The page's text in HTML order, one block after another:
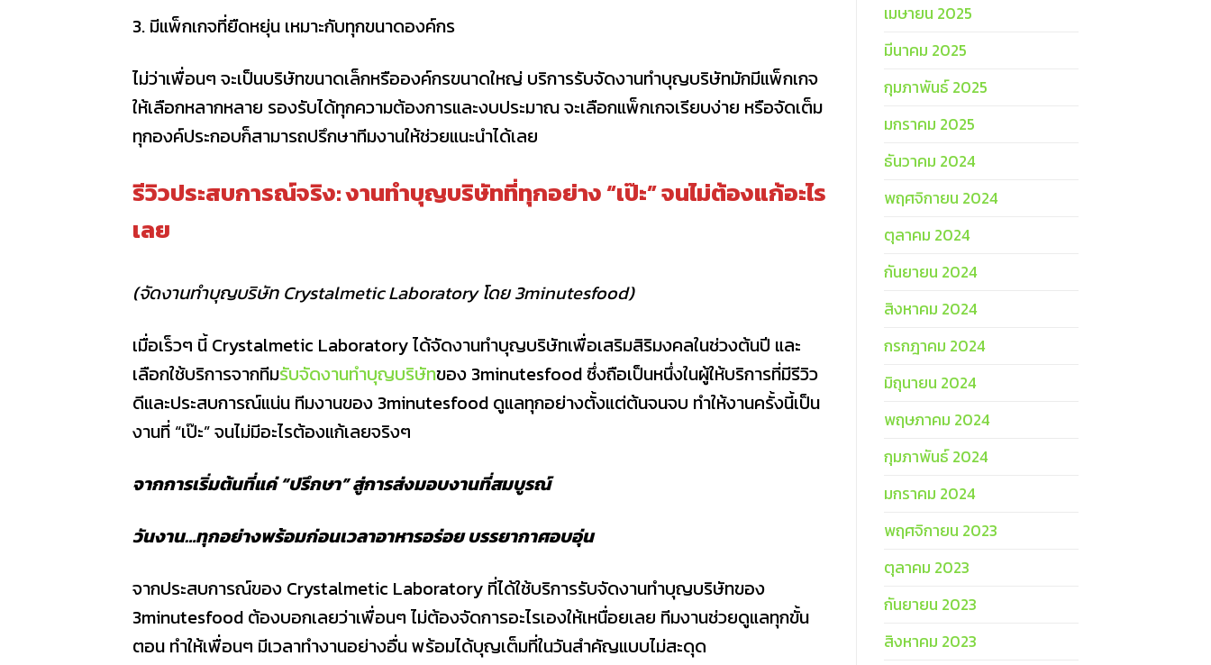
3. มีแพ็กเกจที่ยืดหยุ่น เหมาะกับทุกขนาดองค์กร
ไม่ว่าเพื่อนๆ จะเป็นบริษัทขนาดเล็กหรือองค์กรขนาดใหญ่ บริการรับจัดงานทําบุญบริษัทมักมีแพ็กเกจ
ให้เลือกหลากหลาย รองรับได้ทุกความต้องการและงบประมาณ จะเลือกแพ็กเกจเรียบง่าย หรือจัดเต็ม
ทุกองค์ประกอบก็สามารถปรึกษาทีมงานให้ช่วยแนะนำได้เลย
รีวิวประสบการณ์จริง: งานทำบุญบริษัทที่ทุกอย่าง “เป๊ะ” จนไม่ต้องแก้อะไร
เลย
(จัดงานทำบุญบริษัท Crystalmetic Laboratory โดย 3minutesfood)
เมื่อเร็วๆ นี้ Crystalmetic Laboratory ได้จัดงานทำบุญบริษัทเพื่อเสริมสิริมงคลในช่วงต้นปี และ
เลือกใช้บริการจากทีมรับจัดงานทําบุญบริษัทของ 3minutesfood ซึ่งถือเป็นหนึ่งในผู้ให้บริการที่มีรีวิว
ดีและประสบการณ์แน่น ทีมงานของ 3minutesfood ดูแลทุกอย่างตั้งแต่ต้นจนจบ ทำให้งานครั้งนี้เป็น
งานที่ “เป๊ะ” จนไม่มีอะไรต้องแก้เลยจริงๆ
จากการเริ่มต้นที่แค่ “ปรึกษา” สู่การส่งมอบงานที่สมบูรณ์
วันงาน…ทุกอย่างพร้อมก่อนเวลาอาหารอร่อย บรรยากาศอบอุ่น
จากประสบการณ์ของ Crystalmetic Laboratory ที่ได้ใช้บริการรับจัดงานทําบุญบริษัทของ
3minutesfood ต้องบอกเลยว่าเพื่อนๆ ไม่ต้องจัดการอะไรเองให้เหนื่อยเลย ทีมงานช่วยดูแลทุกขั้น
ตอน ทำให้เพื่อนๆ มีเวลาทำงานอย่างอื่น พร้อมได้บุญเต็มที่ในวันสำคัญแบบไม่สะดุด
เมษายน 2025
มีนาคม 2025
กุมภาพันธ์ 2025
มกราคม 2025
ธันวาคม 2024
พฤศจิกายน 2024
ตุลาคม 2024
กันยายน 2024
สิงหาคม 2024
กรกฎาคม 2024
มิถุนายน 2024
พฤษภาคม 2024
กุมภาพันธ์ 2024
มกราคม 2024
พฤศจิกายน 2023
ตุลาคม 2023
กันยายน 2023
สิงหาคม 2023